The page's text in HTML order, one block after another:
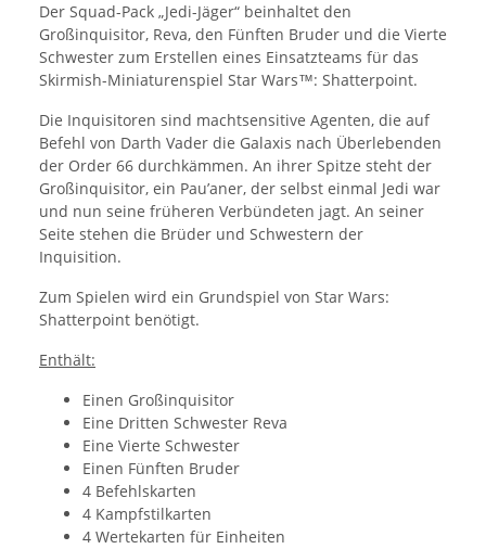
Der Squad-Pack „Jedi-Jäger“ beinhaltet den
Großinquisitor, Reva, den Fünften Bruder und die Vierte
Schwester zum Erstellen eines Einsatzteams für das
Skirmish-Miniaturenspiel Star Wars™: Shatterpoint.
Die Inquisitoren sind machtsensitive Agenten, die auf
Befehl von Darth Vader die Galaxis nach Überlebenden
der Order 66 durchkämmen. An ihrer Spitze steht der
Großinquisitor, ein Pau’aner, der selbst einmal Jedi war
und nun seine früheren Verbündeten jagt. An seiner
Seite stehen die Brüder und Schwestern der
Inquisition.
Zum Spielen wird ein Grundspiel von Star Wars:
Shatterpoint benötigt.
Enthält:
Einen Großinquisitor
Eine Dritten Schwester Reva
Eine Vierte Schwester
Einen Fünften Bruder
4 Befehlskarten
4 Kampfstilkarten
4 Wertekarten für Einheiten